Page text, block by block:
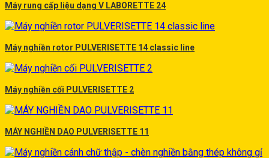
Máy rung cấp liệu dạng V LABORETTE 24
Máy nghiền rotor PULVERISETTE 14 classic line
Máy nghiền cối PULVERISETTE 2
MÁY NGHIỀN DAO PULVERISETTE 11